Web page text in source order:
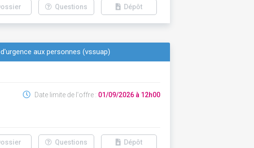
Questions Dépôt
aux personnes (vssuap)
Date limite de l'offre : 01/09/2026 à 12h00
Questions Dépôt